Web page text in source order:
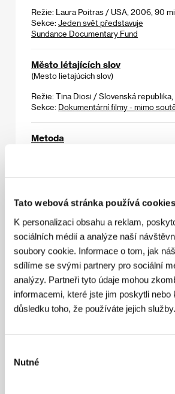
Tato webová stránka používá cookies
K personalizaci obsahu a reklam,
sociálních médií a analýze naší
soubory cookie. Informace o tom, jak
sdílíme se svými partnery pro sociální
analýzy. Partneři tyto údaje mohou
informacemi, které jste jim poskytli nebo
důsledku toho, že používáte jejich služby.
souhlasu
Nutné
Režie: Laura Poitras / USA, 2006, 90
Sekce: Jeden svět představuje
Sundance Documentary Fund
Město létajících slov
(Mesto lietajúcich slov)
Režie: Tina Diosi / Slovenská
Sekce: Dokumentární filmy - mimo
Metoda
Režie: Marcelo Piñeyro / Španělsko,
Mezcal
(Mezcal)
Režie: Ignacio Ortíz / Mexiko, 2005, 90
Sekce:Hlavní soutěž
Mezi dny
(In Between Days)
Mimo kontrolu